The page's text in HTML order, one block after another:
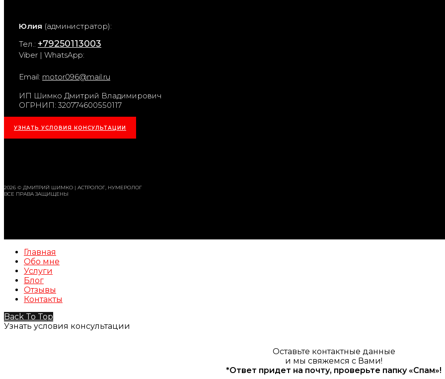
Юлия (администратор):
Тел.: +79250113003
Viber | WhatsApp:
Email: motor096@mail.ru
ИП Шимко Дмитрий Владимирович
ОГРНИП: 320774600550117
УЗНАТЬ УСЛОВИЯ КОНСУЛЬТАЦИИ
2026 © ДМИТРИЙ ШИМКО | АСТРОЛОГ, НУМЕРОЛОГ
ВСЕ ПРАВА ЗАЩИЩЕНЫ
Главная
Обо мне
Услуги
Блог
Отзывы
Контакты
Back To Top
Узнать условия консультации
Оставьте контактные данные
и мы свяжемся с Вами!
*Ответ придет на почту, проверьте папку «Спам»!